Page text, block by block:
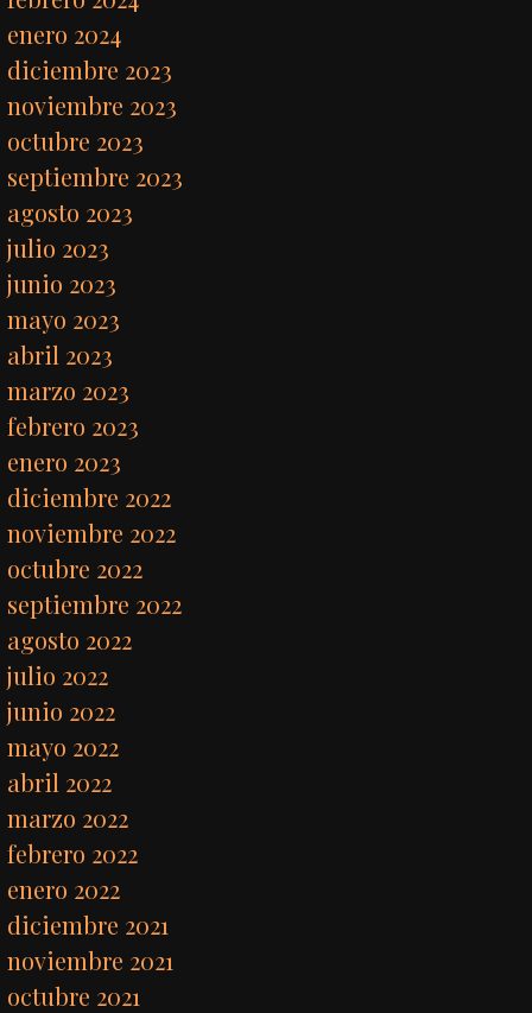
enero 2024
diciembre 2023
noviembre 2023
octubre 2023
septiembre 2023
agosto 2023
julio 2023
junio 2023
mayo 2023
abril 2023
marzo 2023
febrero 2023
enero 2023
diciembre 2022
noviembre 2022
octubre 2022
septiembre 2022
agosto 2022
julio 2022
junio 2022
mayo 2022
abril 2022
marzo 2022
febrero 2022
enero 2022
diciembre 2021
noviembre 2021
octubre 2021